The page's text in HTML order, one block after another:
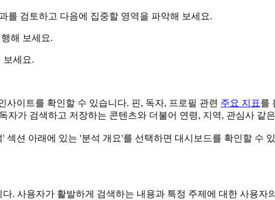
를 검토하고 다음에 집중할 영역을 파악해 보세요.
해 보세요.
보세요.
사이트를 확인할 수 있습니다. 핀, 독자, 프로필 관련 주요 지표를
자가 검색하고 저장하는 콘텐츠와 더불어 연령, 지역, 관심사 같
션 아래에 있는 '분석 개요'를 선택하면 대시보드를 확인할 수
. 사용자가 활발하게 검색하는 내용과 특정 주제에 대한 사용